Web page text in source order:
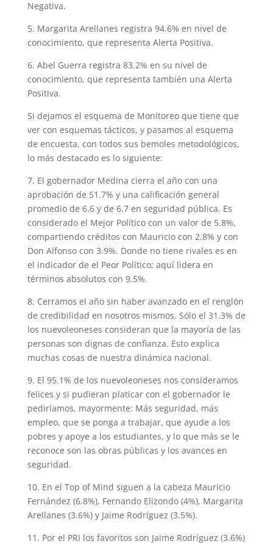
Negativa.
5. Margarita Arellanes registra 94.6% en nivel de
conocimiento, que representa Alerta Positiva.
6. Abel Guerra registra 83.2% en su nivel de
conocimiento, que representa también una Alerta
Positiva.
Si dejamos el esquema de Monitoreo que tiene que
ver con esquemas tácticos, y pasamos al esquema
de encuesta, con todos sus bemoles metodológicos,
lo más destacado es lo siguiente:
7. El gobernador Medina cierra el año con una
aprobación de 51.7% y una calificación general
promedio de 6.6 y de 6.7 en seguridad pública. Es
considerado el Mejor Político con un valor de 5.8%,
compartiendo créditos con Mauricio con 2.8% y con
Don Alfonso con 3.9%. Donde no tiene rivales es en
el indicador de el Peor Político; aquí lidera en
términos absolutos con 9.5%.
8. Cerramos el año sin haber avanzado en el renglón
de credibilidad en nosotros mismos. Sólo el 31.3% de
los nuevoleoneses consideran que la mayoría de las
personas son dignas de confianza. Esto explica
muchas cosas de nuestra dinámica nacional.
9. El 95.1% de los nuevoleoneses nos consideramos
felices y si pudieran platicar con el gobernador le
pediríamos, mayormente: Más seguridad, más
empleo, que se ponga a trabajar, que ayude a los
pobres y apoye a los estudiantes, y lo que más se le
reconoce son las obras públicas y los avances en
seguridad.
10. En el Top of Mind siguen a la cabeza Mauricio
Fernández (6.8%), Fernando Elizondo (4%), Margarita
Arellanes (3.6%) y Jaime Rodríguez (3.5%).
11. Por el PRI los favoritos son Jaime Rodríguez (3.6%)